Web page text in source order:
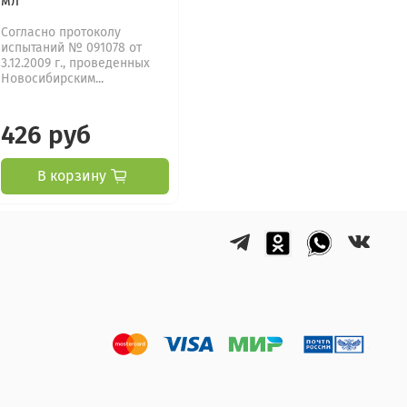
Согласно протоколу
испытаний № 091078 от
3.12.2009 г., проведенных
Новосибирским...
426 руб
В корзину